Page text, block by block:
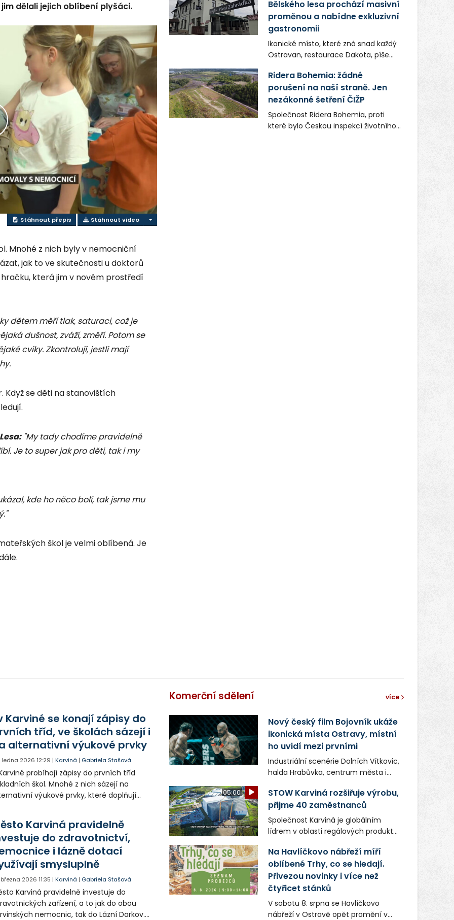
dělali jejich oblíbení plyšáci.
Stáhnout přepis Stáhnout video
Mnohé z nich byly v nemocniční
jak to ve skutečnosti u doktorů
která jim v novém prostředí
dětem měří tlak, saturaci, což je
dušnost, zváží, změří. Potom se
cviky. Zkontrolují, jestli mají
se děti na stanovištích
:"My tady chodíme pravidelně
Je to super jak pro děti, tak i my
kde ho něco bolí, tak jsme mu
škol je velmi oblíbená. Je
Bělského lesa prochází masivní
proměnou a nabídne exkluzivní
gastronomii
Ikonické místo, které zná snad každý
Ostravan, restaurace Dakota, píše
společnost Dang Investment Group
s.r.o. investuje do projektu přes 50
milionů korun. Cílem je přinést
Ostravě dva špičkové gastronomické
koncepty, které v regionu dosud
chyběly, luxusní středomořskou
Ridera Bohemia: žádné
porušení na naší straně. Jen
nezákonné šetření ČIŽP
Společnost Ridera Bohemia, proti
které bylo Českou inspekcí životního
Karviné se konají zápisy do
tříd, ve školách sázejí i
alternativní výukové prvky
ledna 2026 12:29 |Karviná | Gabriela Stašová
probíhají zápisy do prvních tříd
škol. Mnohé z nich sázejí na
výukové prvky, které doplňují
pedagogové Montessori výukové
Karviná pravidelně
do zdravotnictví,
i lázně dotací
smysluplně
března 2026 11:35 |Karviná | Gabriela Stašová
Karviná pravidelně investuje do
zařízení, a to jak do obou
nemocnic, tak do Lázní Darkov.
Komerční sdělení více
Nový český film Bojovník ukáže
ikonická místa Ostravy, místní
ho uvidí mezi prvními
Industriální scenérie Dolních Vítkovic,
halda Hrabůvka, centrum města i
v novém filmu Bojovník, který vstoupí
do kin už 13. srpna. Režiséři Vojtěch
Frič a Tomáš Dianiška si
moravskoslezskou metropoli
nevybrali náhodou – její syrová
atmosféra se stala přirozenou
součástí příběhu bývalého
boxerského šampiona Hoffa (Milan
Ondrík), jenž se po letech vrací do
světa vrcholových zápasů, tentokrát
v MMA.
05:00
STOW Karviná rozšiřuje výrobu,
přijme 40 zaměstnanců
Společnost Karviná je globálním
lídrem v oblasti regálových produktů
zaměstnavatelem na Karvinsku a
firmou s obrovským potenciálem.
Na Havlíčkovo nábřeží míří
oblíbené Trhy, co se hledají.
Přivezou novinky i více než
čtyřicet stánků
V sobotu 8. srpna se Havlíčkovo
nábřeží v Ostravě opět promění v